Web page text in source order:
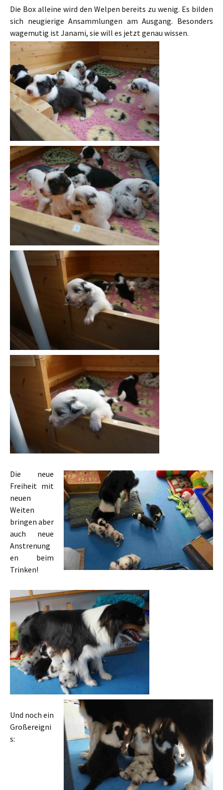
Die Box alleine wird den Welpen bereits zu wenig. Es bilden
sich neugierige Ansammlungen am Ausgang. Besonders
wagemutig ist Janami, sie will es jetzt genau wissen.
Die neue
Freiheit mit
neuen
Weiten
bringen aber
auch neue
Anstrenung
en beim
Trinken!
Und noch ein
Großereigni
s: